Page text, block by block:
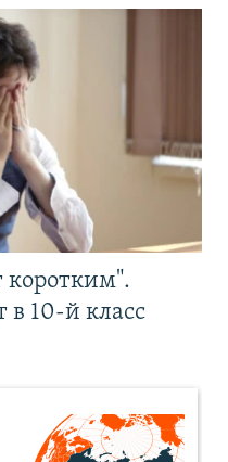
коротким".
в 10-й класс